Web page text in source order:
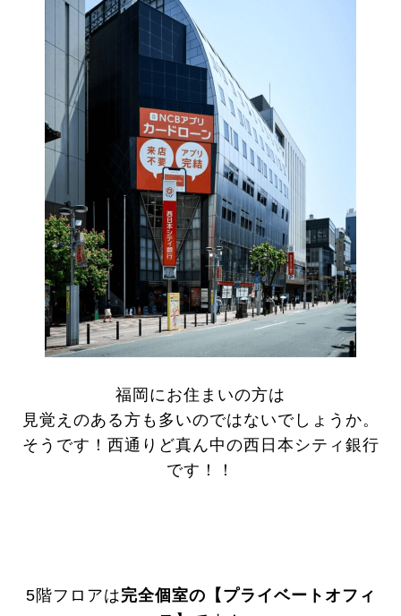
福岡にお住まいの方は
見覚えのある方も多いのではないでしょうか。
そうです！西通りど真ん中の西日本シティ銀行
です！！
5階フロアは完全個室の【プライベートオフィ